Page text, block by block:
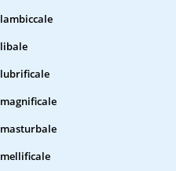
lambiccale
libale
lubrificale
magnificale
masturbale
mellificale